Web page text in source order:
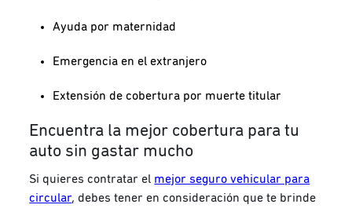
Ayuda por maternidad
Emergencia en el extranjero
Extensión de cobertura por muerte titular
Encuentra la mejor cobertura para tu
auto sin gastar mucho
Si quieres contratar el mejor seguro vehicular para
circular, debes tener en consideración que te brinde